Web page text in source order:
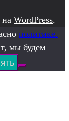
WordPress.
политике.
мы будем